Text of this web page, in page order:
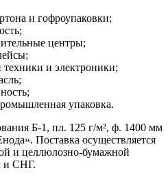
и гофроупаковки;
центры;
и электроники;
упаковка.
Б-1, пл. 125 г/м², ф. 1400 мм
Поставка осуществляется
и целлюлозно-бумажной
и СНГ.